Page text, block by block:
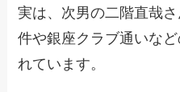
実は、次男の二階直哉
件や銀座クラブ通いな
れています。